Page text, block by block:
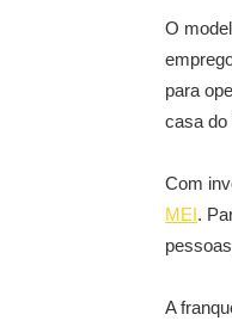
O
para
casa do
Com
MEI.
A